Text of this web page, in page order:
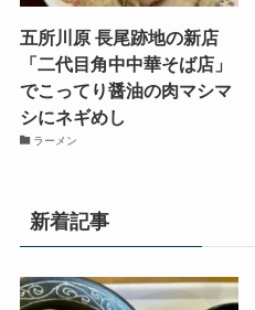
五所川原 長尾跡地の新店
「二代目角中中華そば店」
でこってり醤油の肉マシマ
シにネギめし
ラーメン
新着記事